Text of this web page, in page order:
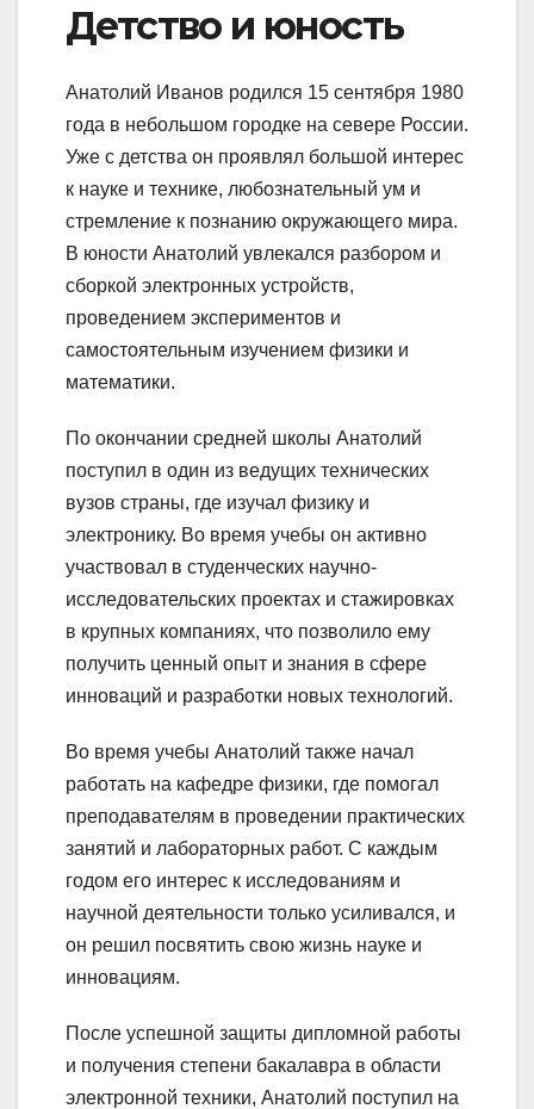
Детство и юность
Анатолий Иванов родился 15 сентября 1980
года в небольшом городке на севере России.
Уже с детства он проявлял большой интерес
к науке и технике, любознательный ум и
стремление к познанию окружающего мира.
В юности Анатолий увлекался разбором и
сборкой электронных устройств,
проведением экспериментов и
самостоятельным изучением физики и
математики.
По окончании средней школы Анатолий
поступил в один из ведущих технических
вузов страны, где изучал физику и
электронику. Во время учебы он активно
участвовал в студенческих научно-
исследовательских проектах и стажировках
в крупных компаниях, что позволило ему
получить ценный опыт и знания в сфере
инноваций и разработки новых технологий.
Во время учебы Анатолий также начал
работать на кафедре физики, где помогал
преподавателям в проведении практических
занятий и лабораторных работ. С каждым
годом его интерес к исследованиям и
научной деятельности только усиливался, и
он решил посвятить свою жизнь науке и
инновациям.
После успешной защиты дипломной работы
и получения степени бакалавра в области
электронной техники, Анатолий поступил на